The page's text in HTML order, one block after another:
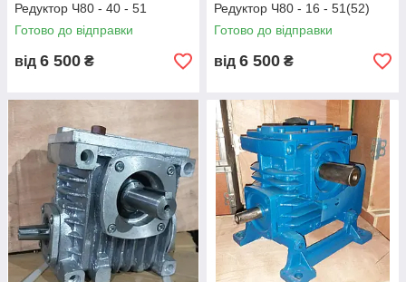
Редуктор Ч80 - 40 - 51
Готово до відправки
від 6 500 ₴
Редуктор Ч80 - 16 - 51(52)
Готово до відправки
від 6 500 ₴